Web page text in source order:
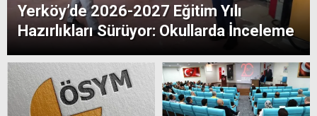
Yerköy’de 2026-2027 Eğitim Yılı
Hazırlıkları Sürüyor: Okullarda İnceleme